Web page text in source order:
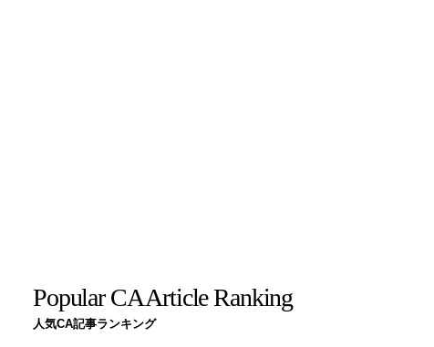
Popular CA Article Ranking
人気CA記事ランキング